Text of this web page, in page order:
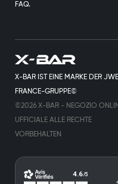
X-BAR IST EINE MARKE DER
FRANCE-GRUPPE©
©2026 X-BAR - NEGOZIO
UFFICIALE ALLE RECHTE
VORBEHALTEN
FAQ.